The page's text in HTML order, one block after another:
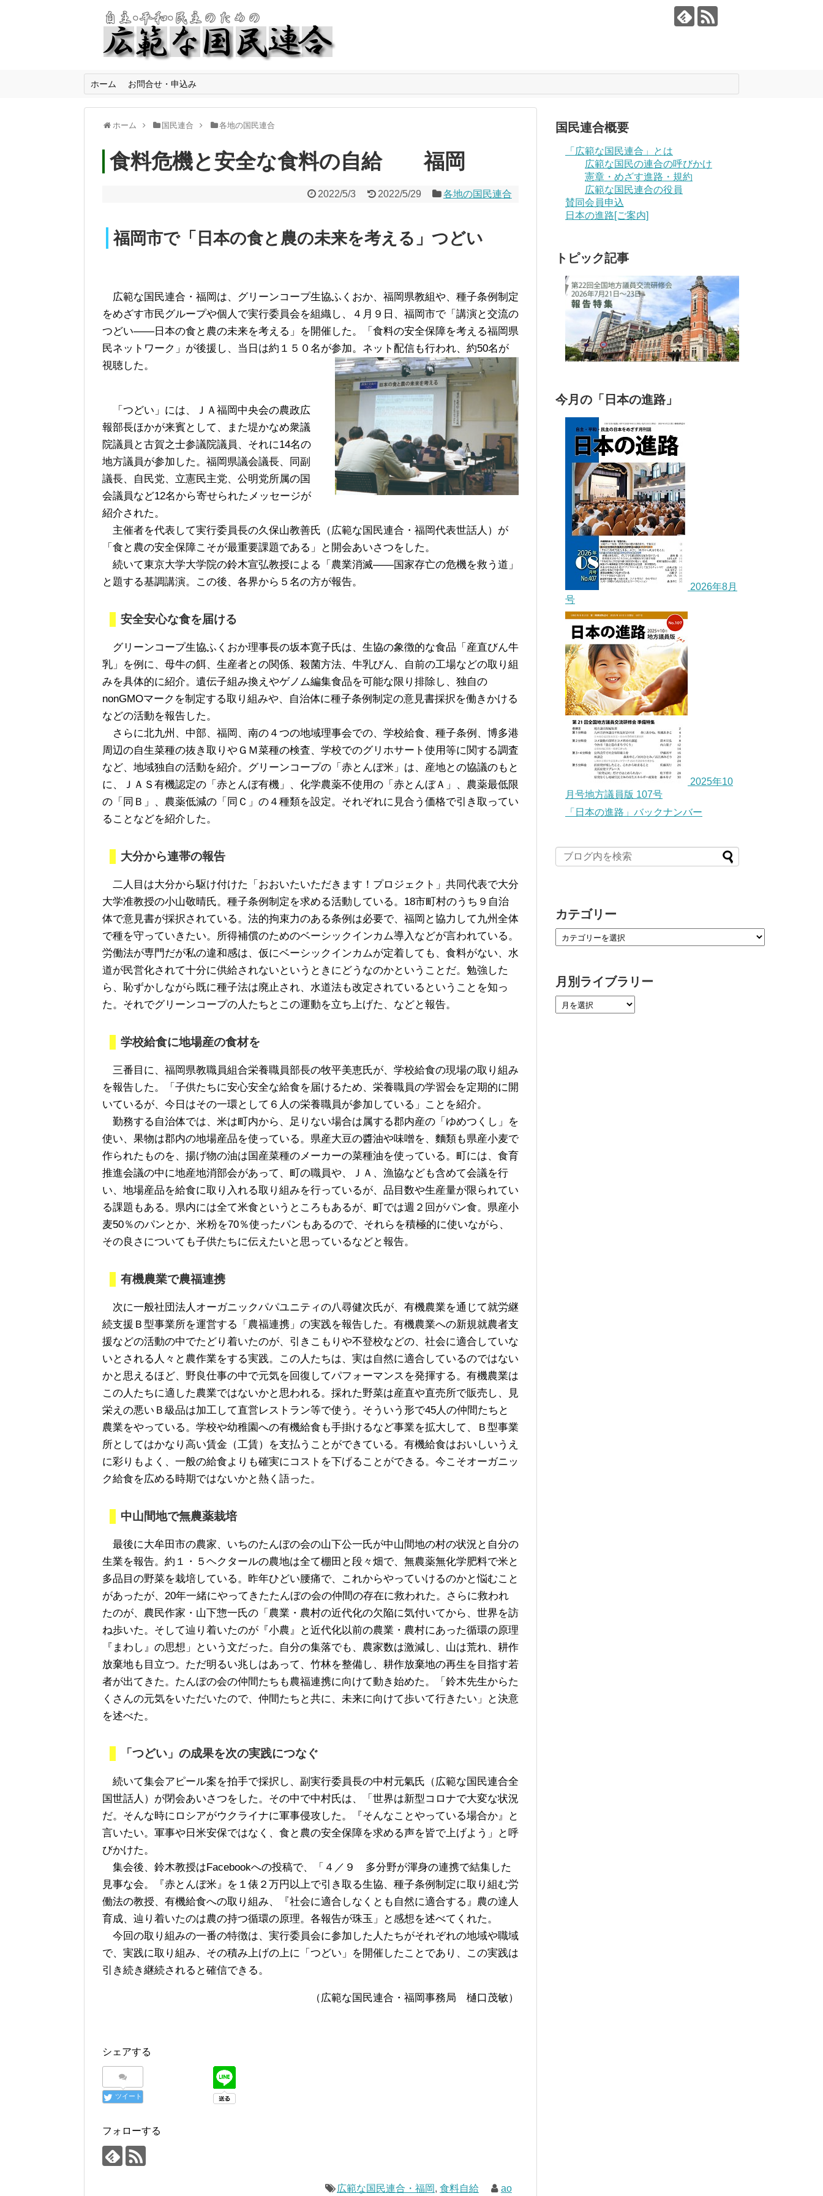
ホーム お問合せ・申込み
ホーム 国民連合 各地の国民連合
食料危機と安全な食料の自給 福岡
2022/5/3 2022/5/29 各地の国民連合
福岡市で「日本の食と農の未来を考える」つどい
広範な国民連合・福岡は、グリーンコープ生協ふくおか、福岡県教組や、種子条例制定
をめざす市民グループや個人で実行委員会を組織し、４月９日、福岡市で「講演と交流の
つどい――日本の食と農の未来を考える」を開催した。「食料の安全保障を考える福岡県
民ネットワーク」が後援し、当日は約１５０名が参加。ネット配信も行われ、 約50名が
視聴した。
「つどい」には、ＪＡ福岡中央会の農政広
報部長ほかが来賓として、また堤かなめ衆議
院議員と古賀之士参議院議員、それに14名の
地方議員が参加した。福岡県議会議長、同副
議長、自民党、立憲民主党、公明党所属の国
会議員など12名から寄せられたメッセージが
紹介された。
主催者を代表して実行委員長の久保山教善氏（広範な国民連合・福岡代表世話人）が
「食と農の安全保障こそが最重要課題である」と開会あいさつをした。
続いて東京大学大学院の鈴木宣弘教授による「農業消滅――国家存亡の危機を救う道」
と題する基調講演。この後、各界から５名の方が報告。
安全安心な食を届ける
グリーンコープ生協ふくおか理事長の坂本寛子氏は、生協の象徴的な食品「産直びん牛
乳」を例に、母牛の餌、生産者との関係、殺菌方法、牛乳びん、自前の工場などの取り組
みを具体的に紹介。遺伝子組み換えやゲノム編集食品を可能な限り排除し、独自の
nonGMOマークを制定する取り組みや、自治体に種子条例制定の意見書採択を働きかける
などの活動を報告した。
さらに北九州、中部、福岡、南の４つの地域理事会での、学校給食、種子条例、博多港
周辺の自生菜種の抜き取りやＧＭ菜種の検査、学校でのグリホサート使用等に関する調査
など、地域独自の活動を紹介。グリーンコープの「赤とんぼ米」は、産地との協議のもと
に、ＪＡＳ有機認定の「赤とんぼ有機」、化学農薬不使用の「赤とんぼＡ」、農薬最低限
の「同Ｂ」、農薬低減の「同Ｃ」の４種類を設定。それぞれに見合う価格で引き取ってい
ることなどを紹介した。
大分から連帯の報告
二人目は大分から駆け付けた「おおいたいただきます！プロジェクト」共同代表で大分
大学准教授の小山敬晴氏。種子条例制定を求める活動している。18市町村のうち９自治
体で意見書が採択されている。法的拘束力のある条例は必要で、福岡と協力して九州全体
で種を守っていきたい。所得補償のためのベーシックインカム導入などが言われている。
労働法が専門だが私の違和感は、仮にベーシックインカムが定着しても、食料がない、水
道が民営化されて十分に供給されないというときにどうなのかということだ。勉強した
ら、恥ずかしながら既に種子法は廃止され、水道法も改定されているということを知っ
た。それでグリーンコープの人たちとこの運動を立ち上げた、などと報告。
学校給食に地場産の食材を
三番目に、福岡県教職員組合栄養職員部長の牧平美恵氏が、学校給食の現場の取り組み
を報告した。「子供たちに安心安全な給食を届けるため、栄養職員の学習会を定期的に開
いているが、今日はその一環として６人の栄養職員が参加している」ことを紹介。
勤務する自治体では、米は町内から、足りない場合は属する郡内産の「ゆめつくし」を
使い、果物は郡内の地場産品を使っている。県産大豆の醬油や味噌を、麵類も県産小麦で
作られたものを、揚げ物の油は国産菜種のメーカーの菜種油を使っている。町には、食育
推進会議の中に地産地消部会があって、町の職員や、ＪＡ、漁協なども含めて会議を行
い、地場産品を給食に取り入れる取り組みを行っているが、品目数や生産量が限られてい
る課題もある。県内には全て米食というところもあるが、町では週２回がパン食。県産小
麦50％のパンとか、米粉を70％使ったパンもあるので、それらを積極的に使いながら、
その良さについても子供たちに伝えたいと思っているなどと報告。
有機農業で農福連携
次に一般社団法人オーガニックパパユニティの八尋健次氏が、有機農業を通じて就労継
続支援Ｂ型事業所を運営する「農福連携」の実践を報告した。有機農業への新規就農者支
援などの活動の中でたどり着いたのが、引きこもりや不登校などの、社会に適合していな
いとされる人々と農作業をする実践。この人たちは、実は自然に適合しているのではない
かと思えるほど、野良仕事の中で元気を回復してパフォーマンスを発揮する。有機農業は
この人たちに適した農業ではないかと思われる。採れた野菜は産直や直売所で販売し、見
栄えの悪いＢ級品は加工して直営レストラン等で使う。そういう形で45人の仲間たちと
農業をやっている。学校や幼稚園への有機給食も手掛けるなど事業を拡大して、Ｂ型事業
所としてはかなり高い賃金（工賃）を支払うことができている。有機給食はおいしいうえ
に彩りもよく、一般の給食よりも確実にコストを下げることができる。今こそオーガニッ
ク給食を広める時期ではないかと熱く語った。
中山間地で無農薬栽培
最後に大牟田市の農家、いちのたんぼの会の山下公一氏が中山間地の村の状況と自分の
生業を報告。約１・５ヘクタールの農地は全て棚田と段々畑で、無農薬無化学肥料で米と
多品目の野菜を栽培している。昨年ひどい腰痛で、これからやっていけるのかと悩むこと
があったが、20年一緒にやってきたたんぼの会の仲間の存在に救われた。さらに救われ
たのが、農民作家・山下惣一氏の「農業・農村の近代化の欠陥に気付いてから、世界を訪
ね歩いた。そして辿り着いたのが『小農』と近代化以前の農業・農村にあった循環の原理
『まわし』の思想」という文だった。自分の集落でも、農家数は激減し、山は荒れ、耕作
放棄地も目立つ。ただ明るい兆しはあって、竹林を整備し、耕作放棄地の再生を目指す若
者が出てきた。たんぼの会の仲間たちも農福連携に向けて動き始めた。「鈴木先生からた
くさんの元気をいただいたので、仲間たちと共に、未来に向けて歩いて行きたい」と決意
を述べた。
「つどい」の成果を次の実践につなぐ
続いて集会アピール案を拍手で採択し、副実行委員長の中村元氣氏（広範な国民連合全
国世話人）が閉会あいさつをした。その中で中村氏は、「世界は新型コロナで大変な状況
だ。そんな時にロシアがウクライナに軍事侵攻した。『そんなことやっている場合か』と
言いたい。軍事や日米安保ではなく、食と農の安全保障を求める声を皆で上げよう」と呼
びかけた。
集会後、鈴木教授はFacebookへの投稿で、「４／９ 多分野が渾身の連携で結集した
見事な会。『赤とんぼ米』を１俵２万円以上で引き取る生協、種子条例制定に取り組む労
働法の教授、有機給食への取り組み、『社会に適合しなくとも自然に適合する』農の達人
育成、辿り着いたのは農の持つ循環の原理。各報告が珠玉」と感想を述べてくれた。
今回の取り組みの一番の特徴は、実行委員会に参加した人たちがそれぞれの地域や職域
で、実践に取り組み、その積み上げの上に「つどい」を開催したことであり、この実践は
引き続き継続されると確信できる。
（広範な国民連合・福岡事務局 樋口茂敏）
シェアする
ツイート
フォローする
広範な国民連合・福岡,食料自給 ao
国民連合概要
「広範な国民連合」とは
広範な国民の連合の呼びかけ
憲章・めざす進路・規約
広範な国民連合の役員
賛同会員申込
日本の進路[ご案内]
トピック記事
今月の「日本の進路」
2026年8月
号
2025年10
月号地方議員版 107号
「日本の進路」バックナンバー
カテゴリー
月別ライブラリー